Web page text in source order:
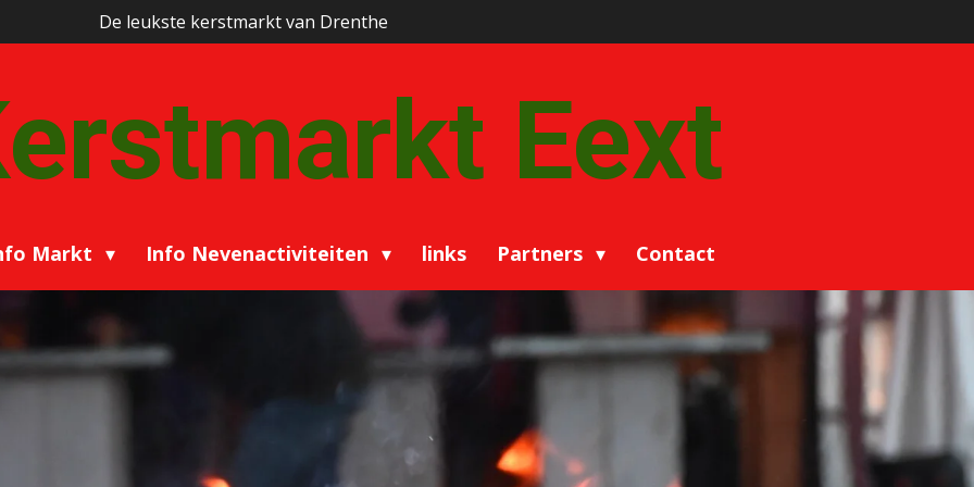
De leukste kerstmarkt van Drenthe
Eext
Markt Info Nevenactiviteiten links Partners Contact